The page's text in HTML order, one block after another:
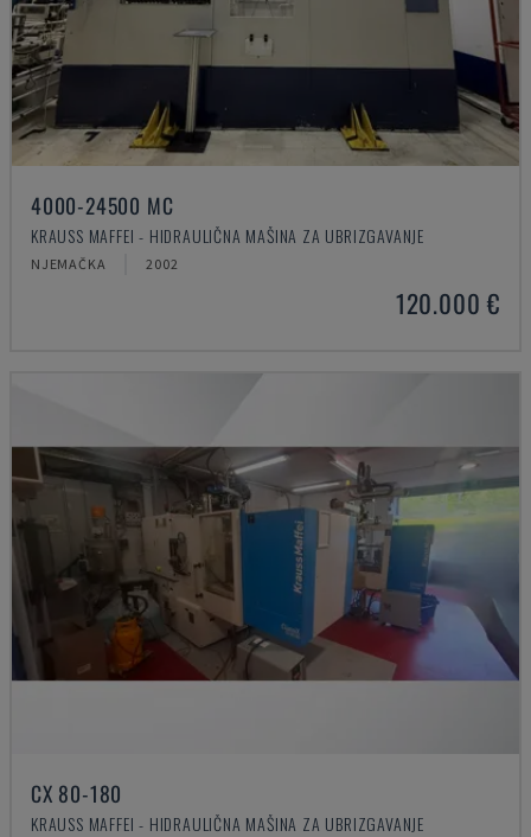
4000-24500 MC
KRAUSS MAFFEI - HIDRAULIČNA MAŠINA ZA UBRIZGAVANJE
NJEMAČKA 2002
120.000 €
CX 80-180
KRAUSS MAFFEI - HIDRAULIČNA MAŠINA ZA UBRIZGAVANJE